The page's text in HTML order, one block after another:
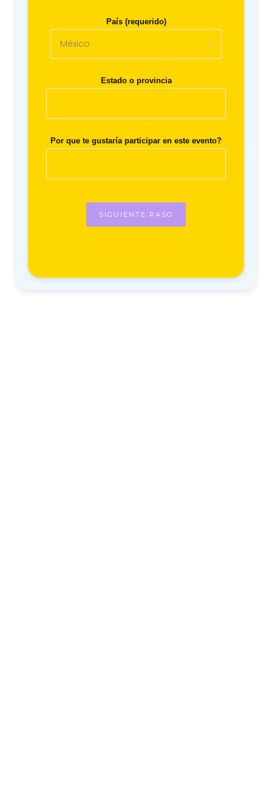
País (requerido)
Estado o provincia
Por que te gustaría participar en este evento?